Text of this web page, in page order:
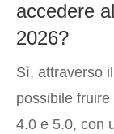
accedere
2026?
Sì, attraverso
possibile fruire
4.0 e 5.0, con